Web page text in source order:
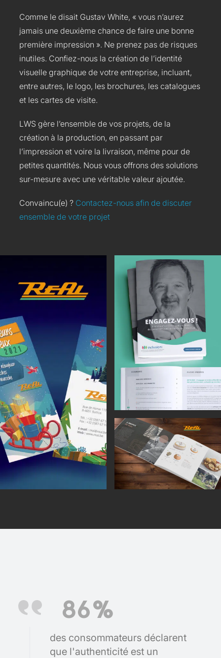
Comme le disait Gustav White, « vous n’aurez
jamais une deuxième chance de faire une bonne
première impression ». Ne prenez pas de risques
inutiles. Confiez-nous la création de l’identité
visuelle graphique de votre entreprise, incluant,
entre autres, le logo, les brochures, les catalogues
et les cartes de visite.
LWS gère l’ensemble de vos projets, de la
création à la production, en passant par
l’impression et voire la livraison, même pour de
petites quantités. Nous vous offrons des solutions
sur-mesure avec une véritable valeur ajoutée.
Convaincu(e) ? Contactez-nous afin de discuter
ensemble de votre projet
86%
des consommateurs déclarent
que l'authenticité est un